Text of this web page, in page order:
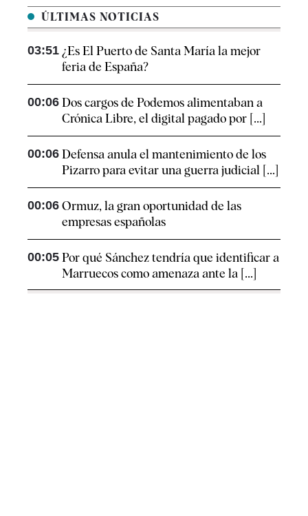
ÚLTIMAS NOTICIAS
03:51 ¿Es El Puerto de Santa María la mejor
feria de España?
00:06 Dos cargos de Podemos alimentaban a
Crónica Libre, el digital pagado por [...]
00:06 Defensa anula el mantenimiento de los
Pizarro para evitar una guerra judicial [...]
00:06 Ormuz, la gran oportunidad de las
empresas españolas
00:05 Por qué Sánchez tendría que identificar a
Marruecos como amenaza ante la [...]